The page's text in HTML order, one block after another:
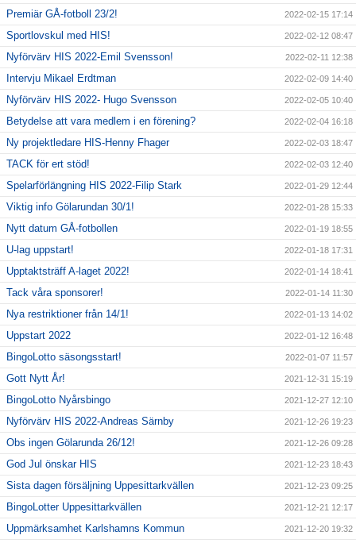
Premiär GÅ-fotboll 23/2! 2022-02-15 17:14
Sportlovskul med HIS! 2022-02-12 08:47
Nyförvärv HIS 2022-Emil Svensson! 2022-02-11 12:38
Intervju Mikael Erdtman 2022-02-09 14:40
Nyförvärv HIS 2022- Hugo Svensson 2022-02-05 10:40
Betydelse att vara medlem i en förening? 2022-02-04 16:18
Ny projektledare HIS-Henny Fhager 2022-02-03 18:47
TACK för ert stöd! 2022-02-03 12:40
Spelarförlängning HIS 2022-Filip Stark 2022-01-29 12:44
Viktig info Gölarundan 30/1! 2022-01-28 15:33
Nytt datum GÅ-fotbollen 2022-01-19 18:55
U-lag uppstart! 2022-01-18 17:31
Upptaktsträff A-laget 2022! 2022-01-14 18:41
Tack våra sponsorer! 2022-01-14 11:30
Nya restriktioner från 14/1! 2022-01-13 14:02
Uppstart 2022 2022-01-12 16:48
BingoLotto säsongsstart! 2022-01-07 11:57
Gott Nytt År! 2021-12-31 15:19
BingoLotto Nyårsbingo 2021-12-27 12:10
Nyförvärv HIS 2022-Andreas Särnby 2021-12-26 19:23
Obs ingen Gölarunda 26/12! 2021-12-26 09:28
God Jul önskar HIS 2021-12-23 18:43
Sista dagen försäljning Uppesittarkvällen 2021-12-23 09:25
BingoLotter Uppesittarkvällen 2021-12-21 12:17
Uppmärksamhet Karlshamns Kommun 2021-12-20 19:32